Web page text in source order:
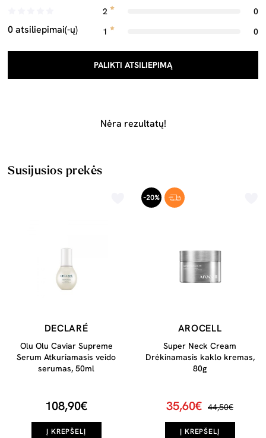
0 atsiliepimai(-ų)
2
0
1
0
PALIKTI ATSILIEPIMĄ
Nėra rezultatų!
Susijusios prekės
DECLARÉ
Olu Olu Caviar Supreme
Serum Atkuriamasis veido
serumas, 50ml
108,90€
Į KREPŠELĮ
-20%
AROCELL
Super Neck Cream
Drėkinamasis kaklo kremas,
80g
35,60€ 44,50€
Į KREPŠELĮ